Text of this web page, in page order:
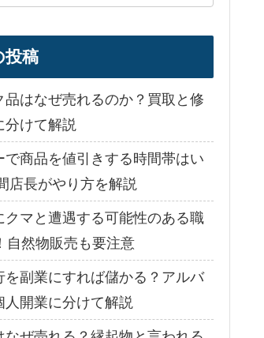
投稿
品はなぜ売れるのか？買取と修
分けて解説
で商品を値引きする時間帯はい
店長がやり方を解説
クマと遭遇する可能性のある職
自然物販売も要注意
を副業にすれば儲かる？アルバ
人開業に分けて解説